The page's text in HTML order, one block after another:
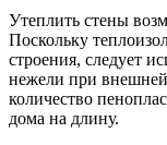
Утеплить стены
Поскольку
строения, следует
нежели при внешней
количество
дома на длину.